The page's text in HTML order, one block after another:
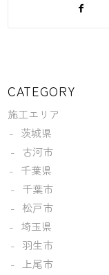
CATEGORY
施工エリア
茨城県
古河市
千葉県
千葉市
松戸市
埼玉県
羽生市
上尾市